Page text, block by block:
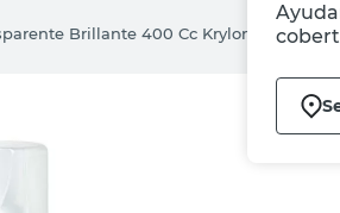
Brillante 400 Cc Krylon